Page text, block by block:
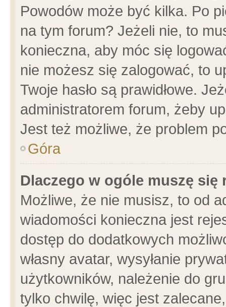
Powodów może być kilka. Po
na tym forum? Jeżeli nie, to
konieczna, aby móc się
nie możesz się zalogować, to
Twoje hasło są prawidłowe.
administratorem forum, żeby
Jest też możliwe, że problem
Góra
Dlaczego w ogóle muszę się
Możliwe, że nie musisz, to od
wiadomości konieczna jest
dostęp do dodatkowych
własny avatar, wysyłanie
użytkowników, należenie do
tylko chwilę, więc jest